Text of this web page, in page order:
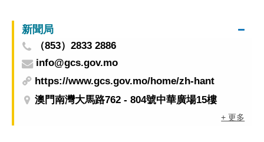
新聞局
（853）2833 2886
info@gcs.gov.mo
https://www.gcs.gov.mo/home/zh-hant
澳門南灣大馬路762 - 804號中華廣場15樓
+ 更多